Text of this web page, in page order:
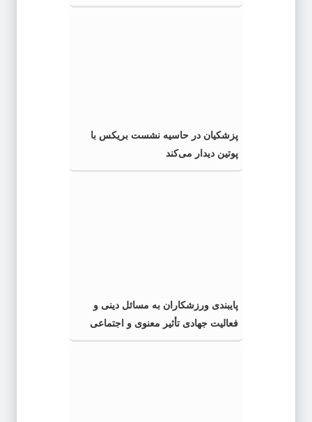
پزشکیان در حاسیه نشست بریکس با
پوتین دیدار می‌کند
پایبندی ورزشکاران به مسائل دینی و
فعالیت جهادی تأثیر معنوی و اجتماعی
زیادی دارد